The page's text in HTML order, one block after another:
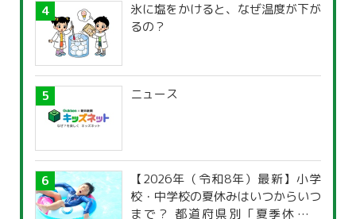
氷に塩をかけると、なぜ温度が下が
るの？
ニュース
【2026年（令和8年）最新】小学
校・中学校の夏休みはいつからいつ
まで？ 都道府県別「夏季休暇一